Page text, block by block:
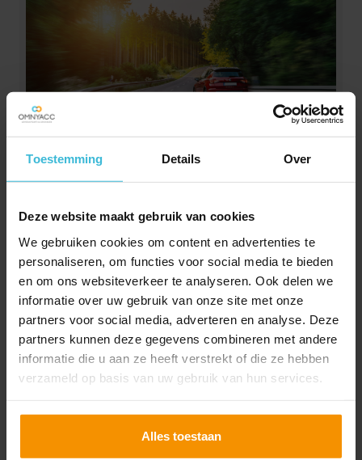
Toestemming Details Over
Deze website maakt gebruik van cookies
We gebruiken cookies om content en advertenties te
personaliseren, om functies voor social media te bieden
en om ons websiteverkeer te analyseren. Ook delen we
informatie over uw gebruik van onze site met onze
partners voor social media, adverteren en analyse. Deze
partners kunnen deze gegevens combineren met andere
informatie die u aan ze heeft verstrekt of die ze hebben
verzameld op basis van uw gebruik van hun services.
Alles toestaan
Auto: zakelijk of privé?
2026
Zet je de auto op de zaak of houd je deze liever
privé? Wat is fiscaal de meest voordelige keuze en
welke voor- en nadelen spelen daarbij een rol? In
deze advieswijzer zetten we de belangrijkste regels
op een rij, inclusief de wijzigingen die vanaf 2027
ingaan.
Lees verder